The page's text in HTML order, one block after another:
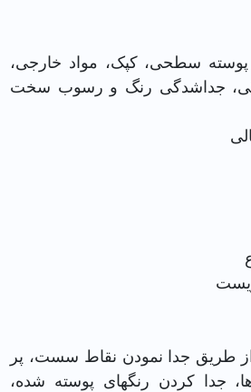
سطحی، کپک، مواد خارجی،
جداشدگی رنگ و رسوب سخت
طريق جدا نمودن نقاط سست، پر
جدا کردن رنگهای پوسته شده،